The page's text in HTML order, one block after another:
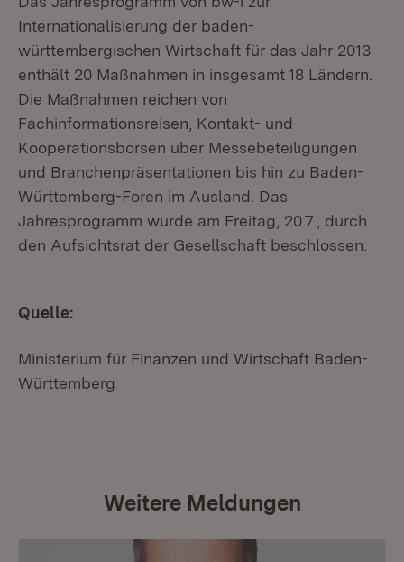
Internationalisierung der baden-
württembergischen Wirtschaft für das Jahr 2013
enthält 20 Maßnahmen in insgesamt 18 Ländern.
Die Maßnahmen reichen von
Fachinformationsreisen, Kontakt- und
Kooperationsbörsen über Messebeteiligungen
und Branchenpräsentationen bis hin zu Baden-
Württemberg-Foren im Ausland. Das
Jahresprogramm wurde am Freitag, 20.7., durch
den Aufsichtsrat der Gesellschaft beschlossen.
Quelle:
Ministerium für Finanzen und Wirtschaft Baden-
Württemberg
Weitere Meldungen